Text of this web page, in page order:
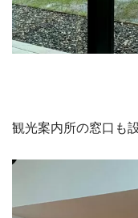
観光案内所の窓口も